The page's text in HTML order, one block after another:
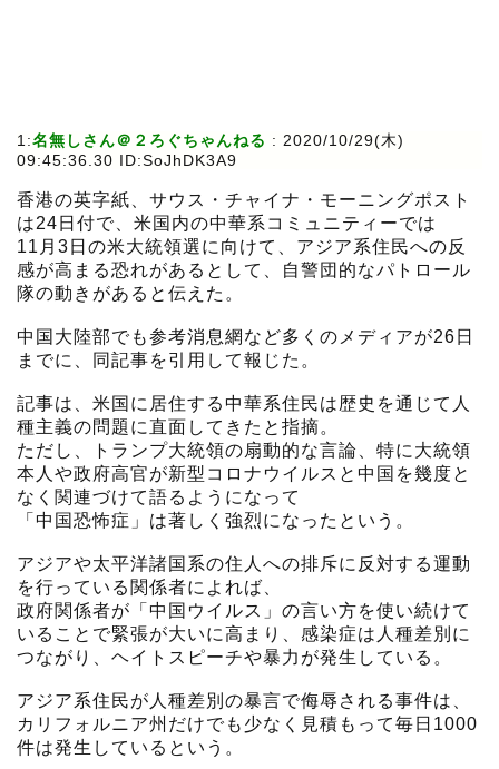
1:名無しさん＠２ろぐちゃんねる : 2020/10/29(木)
09:45:36.30 ID:SoJhDK3A9
香港の英字紙、サウス・チャイナ・モーニングポスト
は24日付で、米国内の中華系コミュニティーでは
11月3日の米大統領選に向けて、アジア系住民への反
感が高まる恐れがあるとして、自警団的なパトロール
隊の動きがあると伝えた。
中国大陸部でも参考消息網など多くのメディアが26日
までに、同記事を引用して報じた。
記事は、米国に居住する中華系住民は歴史を通じて人
種主義の問題に直面してきたと指摘。
ただし、トランプ大統領の扇動的な言論、特に大統領
本人や政府高官が新型コロナウイルスと中国を幾度と
なく関連づけて語るようになって
「中国恐怖症」は著しく強烈になったという。
アジアや太平洋諸国系の住人への排斥に反対する運動
を行っている関係者によれば、
政府関係者が「中国ウイルス」の言い方を使い続けて
いることで緊張が大いに高まり、感染症は人種差別に
つながり、ヘイトスピーチや暴力が発生している。
アジア系住民が人種差別の暴言で侮辱される事件は、
カリフォルニア州だけでも少なく見積もって毎日1000
件は発生しているという。